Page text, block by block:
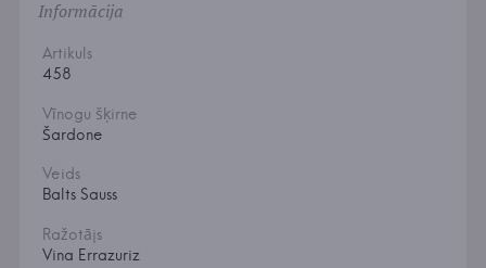
Informācija
Artikuls
458
Vīnogu šķirne
Šardone
Veids
Balts Sauss
Ražotājs
Vina Errazuriz